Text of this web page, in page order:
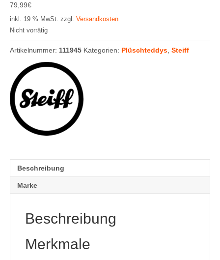
79,99€
inkl. 19 % MwSt. zzgl. Versandkosten
Nicht vorrätig
Artikelnummer: 111945 Kategorien: Plüschteddys Steiff
Beschreibung
Marke
Beschreibung
Merkmale